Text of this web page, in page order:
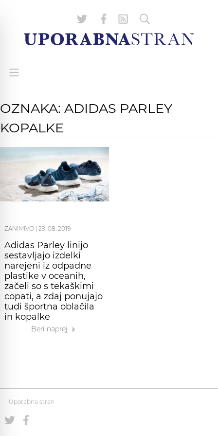
OZNAKA: ADIDAS PARLEY
KOPALKE
ZANIMIVO 29. 08. 2019
Adidas Parley linijo
sestavljajo izdelki
narejeni iz odpadne
plastike v oceanih,
začeli so s tekaškimi
copati, a zdaj ponujajo
tudi športna oblačila
in kopalke
Beri naprej
Uporabna stran